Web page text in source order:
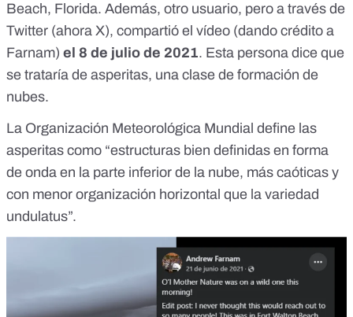
Beach, Florida. Además, otro usuario, pero a través de
Twitter (ahora X), compartió el vídeo (dando crédito a
Farnam) el 8 de julio de 2021. Esta persona dice que
se trataría de asperitas, una clase de formación de
nubes.
La Organización Meteorológica Mundial define las
asperitas como “estructuras bien definidas en forma
de onda en la parte inferior de la nube, más caóticas y
con menor organización horizontal que la variedad
undulatus”.